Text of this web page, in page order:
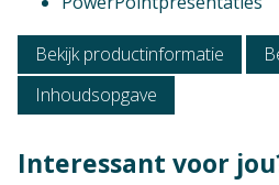
Vmbo Basis, Vmbo Kader
Context
Vak
Bekijk productinformatie
Inhoudsopgave
Interessant voor